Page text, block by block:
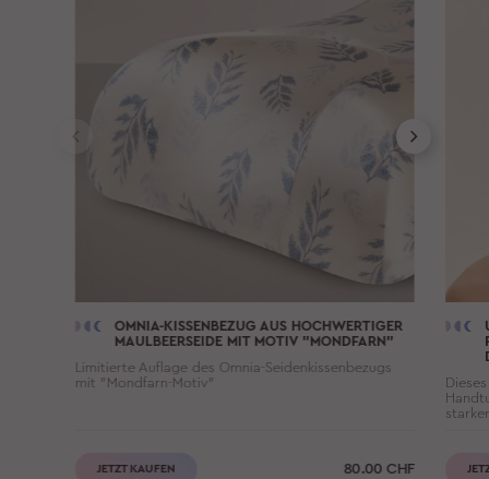
OMNIA-KISSENBEZUG AUS HOCHWERTIGER
MAULBEERSEIDE MIT MOTIV "MONDFARN"
Limitierte Auflage des Omnia-Seidenkissenbezugs
mit "Mondfarn-Motiv"
JETZT KAUFEN 80.00 CHF